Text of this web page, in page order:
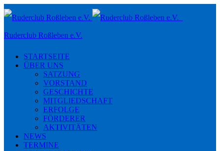
Toggle
navigation
Ruderclub Roßleben e.V.
STARTSEITE
ÜBER UNS
SATZUNG
VORSTAND
GESCHICHTE
MITGLIEDSCHAFT
ERFOLGE
FÖRDERER
AKTIVITÄTEN
NEWS
TERMINE